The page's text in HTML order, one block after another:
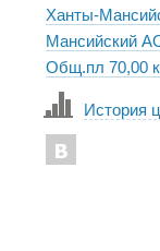
Ханты-
Мансийский
Общ.пл 70,00
История